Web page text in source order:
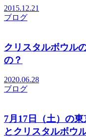
2015.12.21
ブログ
クリスタルボウル
の？
2020.06.28
ブログ
7月17日（土）の
とクリスタルボウ